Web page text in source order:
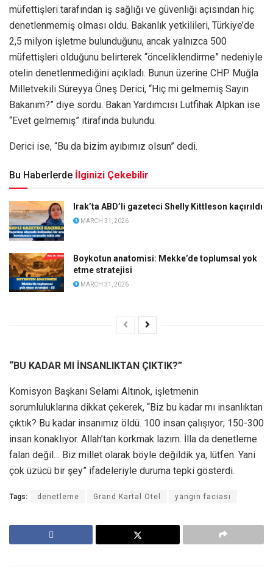
müfettişleri tarafından iş sağlığı ve güvenliği açısından hiç
denetlenmemiş olması oldu. Bakanlık yetkilileri, Türkiye’de
2,5 milyon işletme bulunduğunu, ancak yalnızca 500
müfettişleri olduğunu belirterek “önceliklendirme” nedeniyle
otelin denetlenmediğini açıkladı. Bunun üzerine CHP Muğla
Milletvekili Süreyya Öneş Derici, “Hiç mi gelmemiş Sayın
Bakanım?” diye sordu. Bakan Yardımcısı Lutfihak Alpkan ise
“Evet gelmemiş” itirafında bulundu.
Derici ise, “Bu da bizim ayıbımız olsun” dedi.
Bu Haberlerde İlginizi Çekebilir
Irak’ta ABD’li gazeteci Shelly Kittleson kaçırıldı
MARCH 31, 2026
Boykotun anatomisi: Mekke’de toplumsal yok
etme stratejisi
MARCH 31, 2026
“BU KADAR MI İNSANLIKTAN ÇIKTIK?”
Komisyon Başkanı Selami Altınok, işletmenin
sorumluluklarına dikkat çekerek, “Biz bu kadar mı insanlıktan
çıktık? Bu kadar insanımız öldü. 100 insan çalışıyor; 150-300
insan konaklıyor. Allah’tan korkmak lazım. İlla da denetleme
falan değil… Biz millet olarak böyle değildik ya, lütfen. Yani
çok üzücü bir şey” ifadeleriyle duruma tepki gösterdi.
Tags: denetleme Grand Kartal Otel yangın faciası